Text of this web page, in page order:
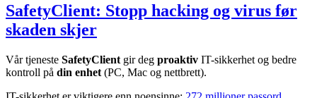
SafetyClient: Stopp hacking og virus før
skaden skjer
Vår tjeneste SafetyClient gir deg proaktiv IT-sikkerhet og bedre
kontroll på din enhet (PC, Mac og nettbrett).